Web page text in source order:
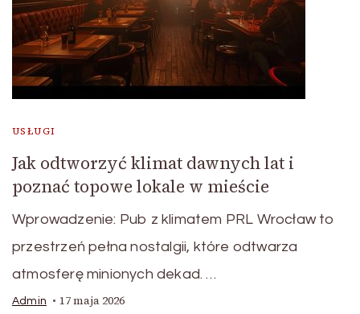
USŁUGI
Jak odtworzyć klimat dawnych lat i
poznać topowe lokale w mieście
Wprowadzenie: Pub z klimatem PRL Wrocław to
przestrzeń pełna nostalgii, które odtwarza
atmosferę minionych dekad. …
Admin 17 maja 2026